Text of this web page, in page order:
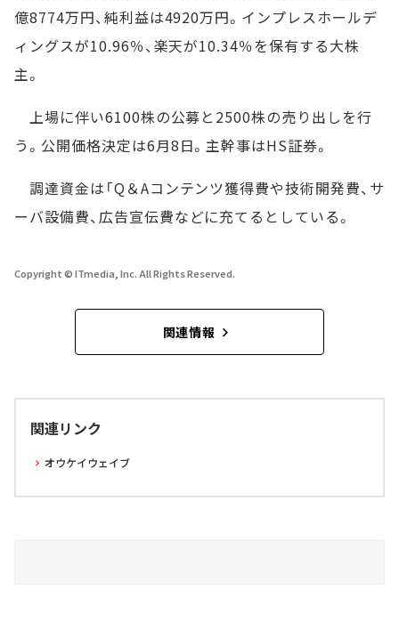
億8774万円、純利益は4920万円。インプレスホールデ
ィングスが10.96％、楽天が10.34％を保有する大株
主。
上場に伴い6100株の公募と2500株の売り出しを行
う。公開価格決定は6月8日。主幹事はHS証券。
調達資金は「Q＆Aコンテンツ獲得費や技術開発費、サ
ーバ設備費、広告宣伝費などに充てるとしている。
Copyright © ITmedia, Inc. All Rights Reserved.
関連情報
関連リンク
オウケイウェイブ